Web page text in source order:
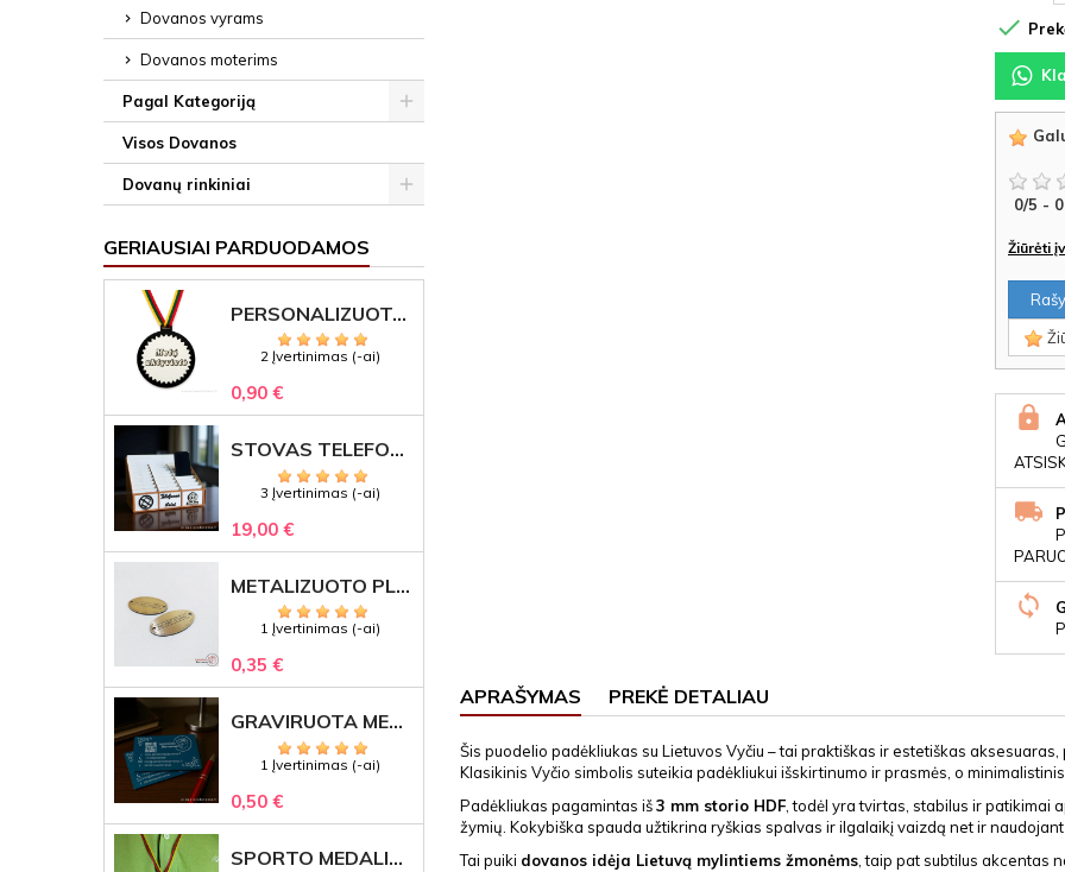
Dovanos vyrams
Dovanos moterims
Pagal Kategoriją
Visos Dovanos
Dovanų rinkiniai
GERIAUSIAI PARDUODAMOS
PERSONALIZUOTAS MEDALIS "1" SU GRAVIRUOTU TEKSTU
2 Įvertinimas (-ai)
0,90 €
STOVAS TELEFONAMS KLASEI (27 VIETOS) – GRAVIRUOJAMAS ORGANIZATORIUS
3 Įvertinimas (-ai)
19,00 €
METALIZUOTO PLASTIKO ETIKETĖS SU GRAVIRUOTU TEKSTU -LOGOTIPU
1 Įvertinimas (-ai)
0,35 €
GRAVIRUOTA METALINĖ VIZITINĖ KORTELĖ SU LOGOTIPU – REPREZENTACINĖ VERSLO DOVANA
1 Įvertinimas (-ai)
0,50 €
SPORTO MEDALIS "STIPRUOLIS" SU GRAVIRUOTU TEKSTU

0/5 - 0
Žiūrėti
APRAŠYMAS PREKĖ DETALIAU
Šis puodelio padėkliukas su Lietuvos Vyčiu – tai praktiškas ir estetiškas
Klasikinis Vyčio simbolis suteikia padėkliukui išskirtinumo ir prasmės, o
Padėkliukas pagamintas iš3 mm storio HDF, todėl yra tvirtas, stabilus ir patikimai
žymių. Kokybiška spauda užtikrina ryškias spalvas ir ilgalaikį vaizdą net ir
Tai puiki dovanos idėja Lietuvą mylintiems žmonėms, taip pat subtilus akcentas